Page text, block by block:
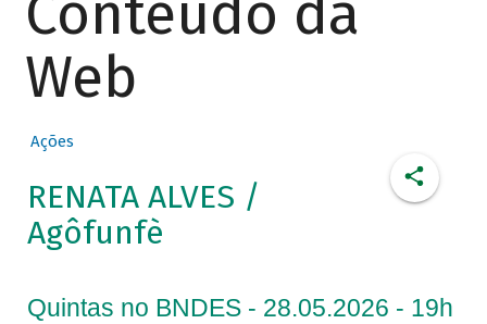
Conteúdo da
Web
Ações
RENATA ALVES /
Agôfunfè
Quintas no BNDES - 28.05.2026 - 19h